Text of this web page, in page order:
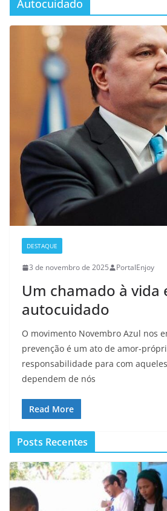
Autocuidado
DESTAQUE
3 de novembro de 2025 PortalEnjoy
Um chamado à vida
autocuidado
O movimento Novembro Azul nos
prevenção é um ato de amor-
responsabilidade para com
dependem de nós
Read More
Posts Recentes